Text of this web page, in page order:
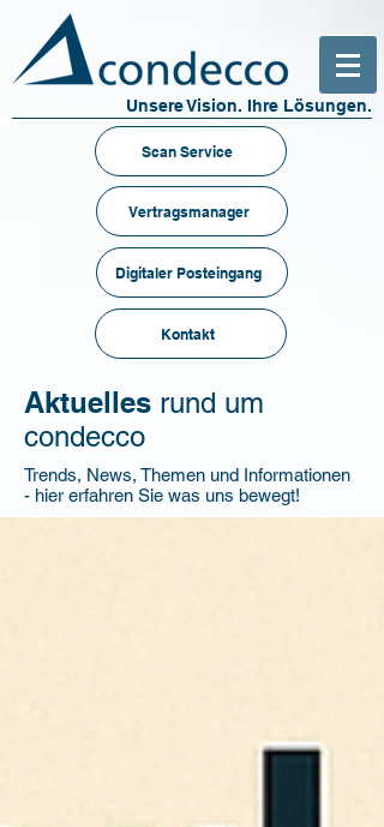
Unsere Vision. Ihre Lösungen.
Scan Service
Vertragsmanager
Digitaler Posteingang
Kontakt
Aktuelles rund um
condecco
Trends, News, Themen und Informationen
- hier erfahren Sie was uns bewegt!